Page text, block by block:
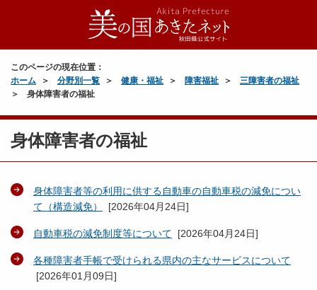
このページの現在位置：
ホーム
分野別一覧 健康・福祉 障害福祉
三障害者の福祉
身体障害者の福祉
身体障害者の福祉
身体障害者等の利用に供する自動車の自動車税の減免につい
て（構造減免）
[2026年04月24日]
自動車税の減免制度等について [2026年04月24日]
各種障害者手帳で受けられる県内の主なサービスについて
[2026年01月09日]